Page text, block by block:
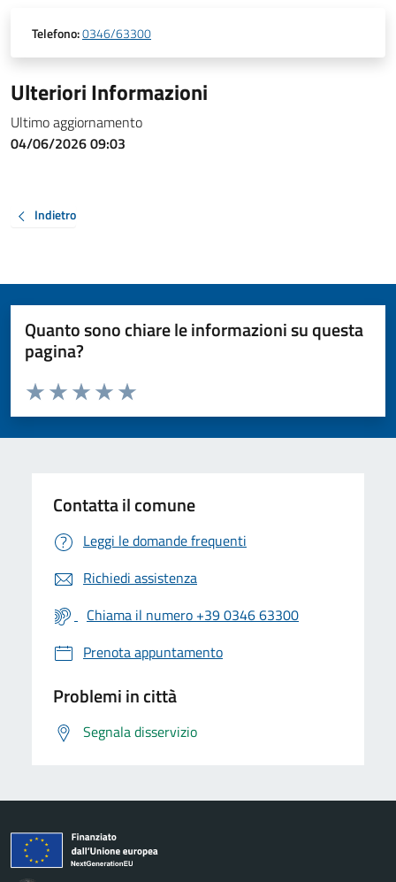
Telefono:0346/63300
Ulteriori Informazioni
Ultimo aggiornamento
04/06/2026 09:03
Indietro
Quanto sono chiare le informazioni su questa
pagina?
Valuta da 1 a 5 stelle la pagina
Valuta 5 stelle su 5
Valuta 4 stelle su 5
Valuta 3 stelle su 5
Valuta 2 stelle su 5
Valuta 1 stelle su 5
Contatta il comune
Leggi le domande frequenti
Richiedi assistenza
Chiama il numero +39 0346 63300
Prenota appuntamento
Problemi in città
Segnala disservizio